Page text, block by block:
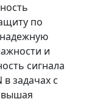
по
надежную
и
сигнала
задачах с